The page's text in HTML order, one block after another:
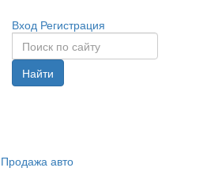
Вход Регистрация
Найти
Продажа авто